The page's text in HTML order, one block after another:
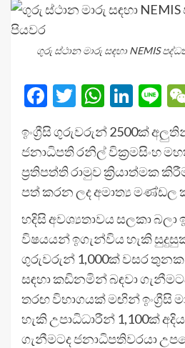
ගුරු ස්ථාන මාරු සඳහා NEMIS
Facebook
Twitter
ඉංග්‍රීසි ගුරුවරුන් 2500ක්
ජනාධිපති රනිල් වික්‍රමසිංහ
ප්‍රතිපත්ති රාමුව ක්‍රියාත්මක
පත් කරන ලද අමාත්‍ය මණ්ඩල
හදිසි අවශ්‍යතාවය සලකා බලා
විෂයයන් ඉගැන්විය හැකි
ගුරුවරුන් 1,000ක් වසර
සඳහා කඩිනමින් බඳවා
තරඟ විභාගයක් මඟින් ඉංග්‍රීසි
හැකි උපාධිධාරීන් 1,100ක්
ගැනීමටද ජනාධිපතිවරයා